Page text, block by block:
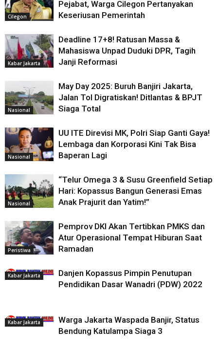
Cilegon
Pejabat, Warga Cilegon Pertanyakan
Keseriusan Pemerintah
Kabar Jakarta
Deadline 17+8! Ratusan Massa &
Mahasiswa Unpad Duduki DPR, Tagih
Janji Reformasi
Nasional
May Day 2025: Buruh Banjiri Jakarta,
Jalan Tol Digratiskan! Ditlantas & BPJT
Siaga Total
Nasional
UU ITE Direvisi MK, Polri Siap Ganti Gaya!
Lembaga dan Korporasi Kini Tak Bisa
Baperan Lagi
Nasional
“Telur Omega 3 & Susu Greenfield Setiap
Hari: Kopassus Bangun Generasi Emas
Anak Prajurit dan Yatim!”
Peristiwa
Pemprov DKI Akan Tertibkan PMKS dan
Atur Operasional Tempat Hiburan Saat
Ramadan
Kabar Jakarta
Danjen Kopassus Pimpin Penutupan
Pendidikan Dasar Wanadri (PDW) 2022
Kabar Jakarta
Warga Jakarta Waspada Banjir, Status
Bendung Katulampa Siaga 3